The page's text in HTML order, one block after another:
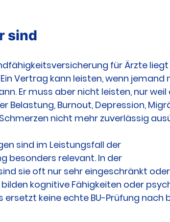
sind
für Ärzte
Vertrag kann leisten, wenn
Er muss aber nicht leisten, nur
Belastung, Burnout, Depression,
nicht mehr zuverlässig
sind im Leistungsfall der
besonders relevant. In der
sie oft nur sehr eingeschränkt
kognitive Fähigkeiten oder
ersetzt keine echte BU-Prüfung nach